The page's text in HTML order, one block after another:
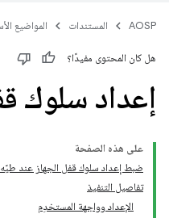
AOSP المستندات المواضيع
هل كان المحتوى مفيدًا؟
إعداد سلوك
على هذه الصفحة
ضبط إعداد سلوك قفل الجهاز عند طيّه
تفاصيل التنفيذ
الإعداد وواجهة المستخدِم